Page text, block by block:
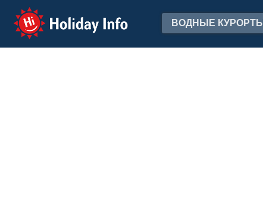
Holiday Info ВОДНЫЕ КУРОРТЫ